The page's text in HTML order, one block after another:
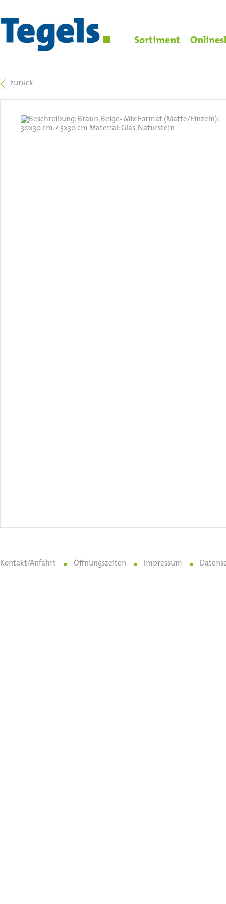
Sortiment
zurück
Kontakt/Anfahrt Öffnungszeiten Impressum